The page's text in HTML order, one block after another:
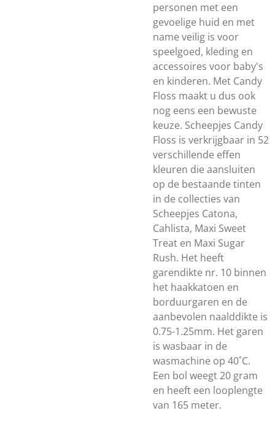
personen met een
gevoelige huid en met
name veilig is voor
speelgoed, kleding en
accessoires voor baby's
en kinderen. Met Candy
Floss maakt u dus ook
nog eens een bewuste
keuze. Scheepjes Candy
Floss is verkrijgbaar in 52
verschillende effen
kleuren die aansluiten
op de bestaande tinten
in de collecties van
Scheepjes Catona,
Cahlista, Maxi Sweet
Treat en Maxi Sugar
Rush. Het heeft
garendikte nr. 10 binnen
het haakkatoen en
borduurgaren en de
aanbevolen naalddikte is
0.75-1.25mm. Het garen
is wasbaar in de
wasmachine op 40˚C.
Een bol weegt 20 gram
en heeft een looplengte
van 165 meter.